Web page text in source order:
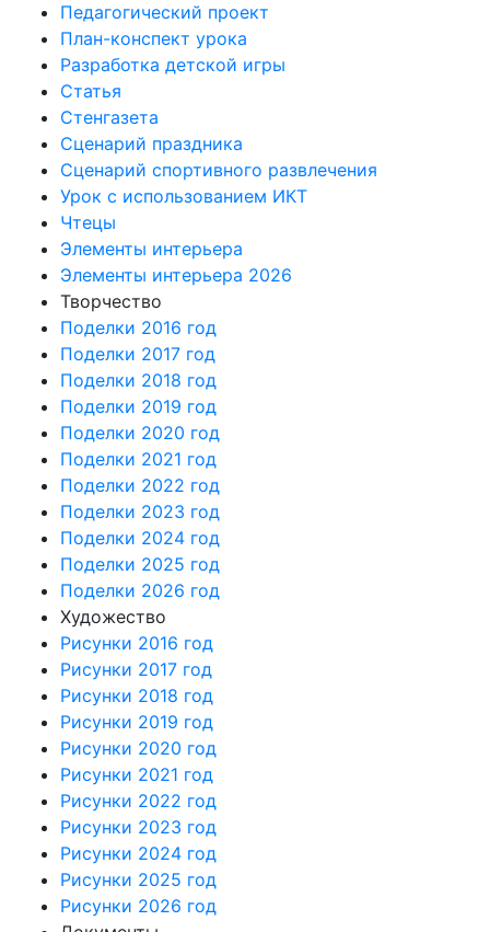
Педагогический проект
План-конспект урока
Разработка детской игры
Статья
Стенгазета
Сценарий праздника
Сценарий спортивного развлечения
Урок с использованием ИКТ
Чтецы
Элементы интерьера
Элементы интерьера 2026
Творчество
Поделки 2016 год
Поделки 2017 год
Поделки 2018 год
Поделки 2019 год
Поделки 2020 год
Поделки 2021 год
Поделки 2022 год
Поделки 2023 год
Поделки 2024 год
Поделки 2025 год
Поделки 2026 год
Художество
Рисунки 2016 год
Рисунки 2017 год
Рисунки 2018 год
Рисунки 2019 год
Рисунки 2020 год
Рисунки 2021 год
Рисунки 2022 год
Рисунки 2023 год
Рисунки 2024 год
Рисунки 2025 год
Рисунки 2026 год